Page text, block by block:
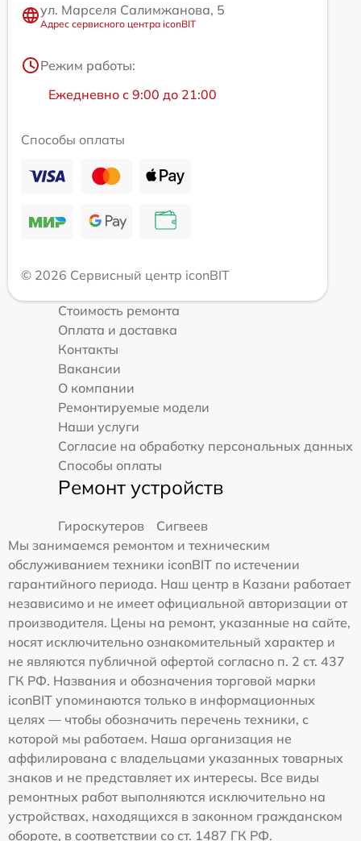
ул. Марселя Салимжанова, 5
Адрес сервисного центра iconBIT
Режим работы:
Ежедневно с 9:00 до 21:00
Способы оплаты
© 2026 Сервисный центр iconBIT
Стоимость ремонта
Оплата и доставка
Контакты
Вакансии
О компании
Ремонтируемые модели
Наши услуги
Согласие на обработку персональных данных
Способы оплаты
Ремонт устройств
Гироскутеров
Сигвеев
Мы занимаемся ремонтом и техническим
обслуживанием техники iconBIT по истечении
гарантийного периода. Наш центр в Казани работает
независимо и не имеет официальной авторизации от
производителя. Цены на ремонт, указанные на сайте,
носят исключительно ознакомительный характер и
не являются публичной офертой согласно п. 2 ст. 437
ГК РФ. Названия и обозначения торговой марки
iconBIT упоминаются только в информационных
целях — чтобы обозначить перечень техники, с
которой мы работаем. Наша организация не
аффилирована с владельцами указанных товарных
знаков и не представляет их интересы. Все виды
ремонтных работ выполняются исключительно на
устройствах, находящихся в законном гражданском
обороте, в соответствии со ст. 1487 ГК РФ.